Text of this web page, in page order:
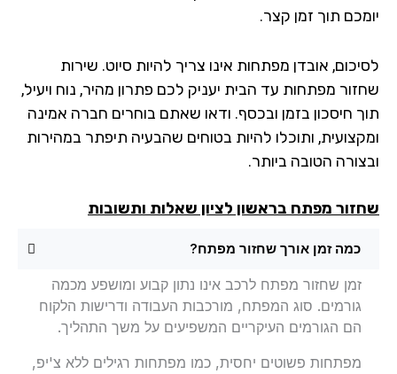
תוך זמן קצר.
אובדן מפתחות אינו צריך להיות סיוט. שירות
מפתחות עד הבית יעניק לכם פתרון מהיר, נוח ויעיל,
חיסכון בזמן ובכסף. ודאו שאתם בוחרים חברה אמינה
ותוכלו להיות בטוחים שהבעיה תיפתר במהירות
הטובה ביותר.
מפתחבראשון לציון שאלות ותשובות
כמה זמן אורך שחזור מפתח?
זמן שחזור מפתח לרכב אינו נתון קבוע ומושפע מכמה
גורמים. סוג המפתח, מורכבות העבודה ודרישות הלקוח
הם הגורמים העיקריים המשפיעים על משך התהליך.
מפתחות פשוטים יחסית, כמו מפתחות רגילים ללא צ'יפ,